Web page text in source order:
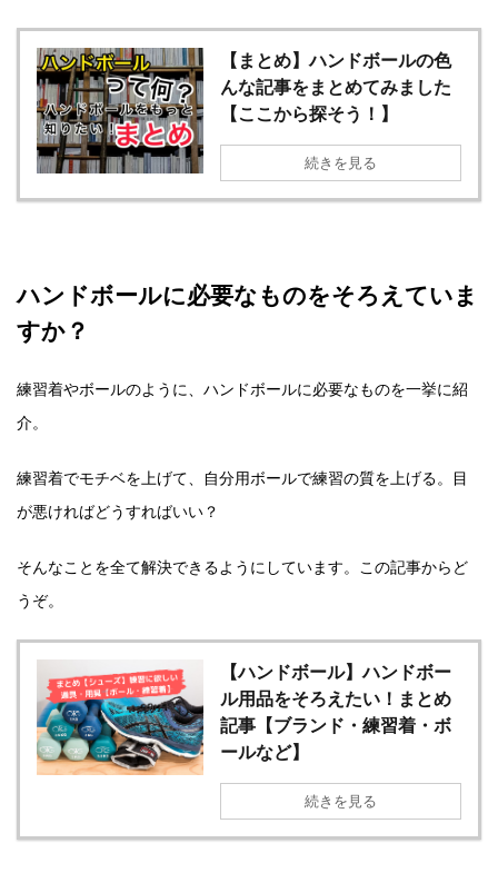
【まとめ】ハンドボールの色
んな記事をまとめてみました
【ここから探そう！】
続きを見る
ハンドボールに必要なものをそろえていま
すか？
練習着やボールのように、ハンドボールに必要なものを一挙に紹
介。
練習着でモチベを上げて、自分用ボールで練習の質を上げる。目
が悪ければどうすればいい？
そんなことを全て解決できるようにしています。この記事からど
うぞ。
【ハンドボール】ハンドボー
ル用品をそろえたい！まとめ
記事【ブランド・練習着・ボ
ールなど】
続きを見る